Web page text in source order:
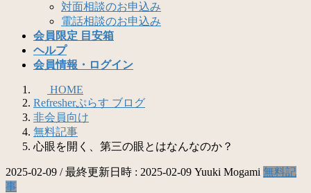
対面相談のお申込み
電話相談のお申込み
会員限定 目安箱
ヘルプ
会員情報・ログイン
HOME
Refresherぷらす ブログ
非会員向け
無料記事
心眼を開く、第三の眼とはなんなのか？
2025-02-09 / 最終更新日時 : 2025-02-09 Yuuki Mogami 無料記
事